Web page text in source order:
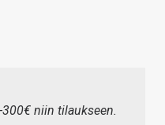
niin tilaukseen.